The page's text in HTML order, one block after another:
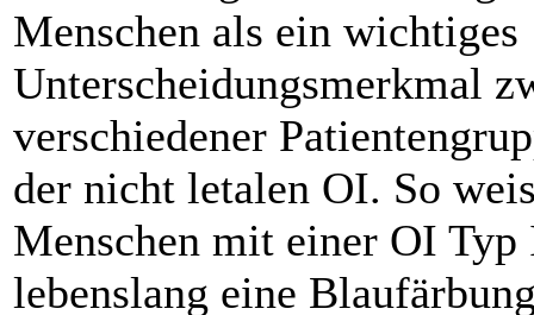
Menschen als ein wichtiges
Unterscheidungsmerkmal
verschiedener
der nicht letalen OI. So
Menschen mit einer OI Typ
lebenslang eine